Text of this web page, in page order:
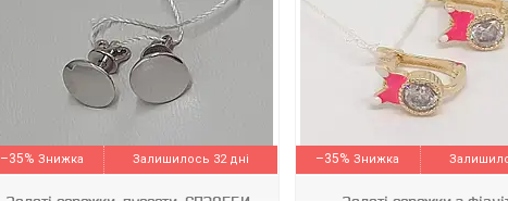
–35%
Залишилось 32 дні –35%